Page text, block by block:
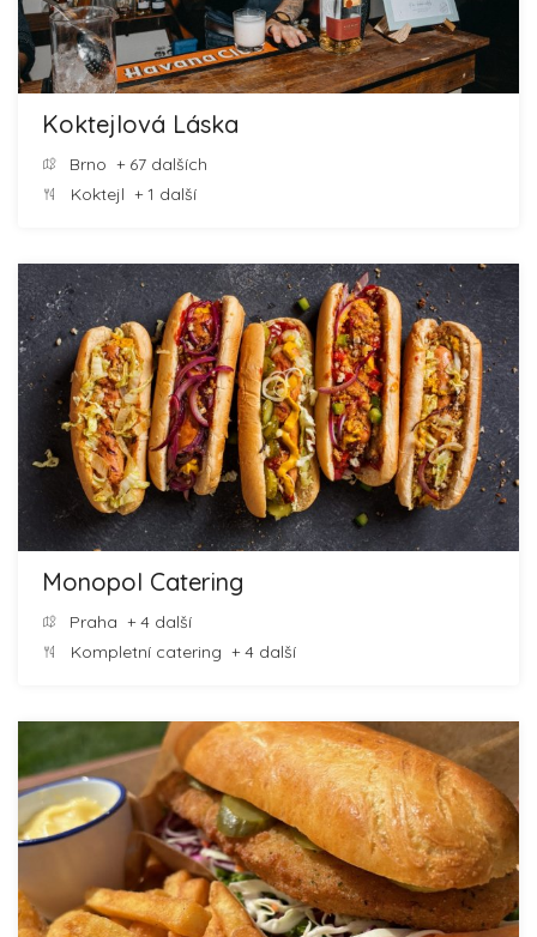
Koktejlová Láska
Brno + 67 dalších
Koktejl + 1 další
Monopol Catering
Praha + 4 další
Kompletní catering + 4 další